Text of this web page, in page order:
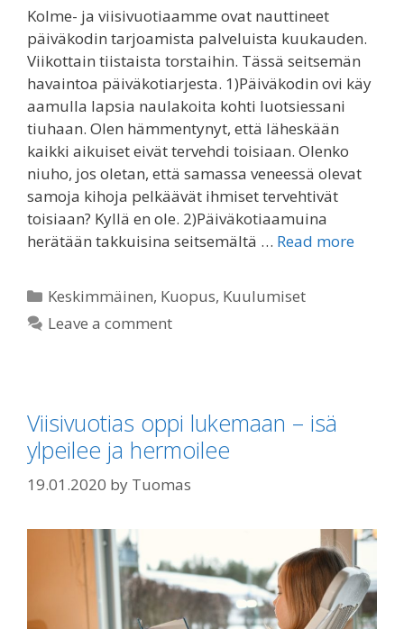
Kolme- ja viisivuotiaamme ovat nauttineet
päiväkodin tarjoamista palveluista kuukauden.
Viikottain tiistaista torstaihin. Tässä seitsemän
havaintoa päiväkotiarjesta. 1)Päiväkodin ovi käy
aamulla lapsia naulakoita kohti luotsiessani
tiuhaan. Olen hämmentynyt, että läheskään
kaikki aikuiset eivät tervehdi toisiaan. Olenko
niuho, jos oletan, että samassa veneessä olevat
samoja kihoja pelkäävät ihmiset tervehtivät
toisiaan? Kyllä en ole. 2)Päiväkotiaamuina
herätään takkuisina seitsemältä … Read more
Categories
Keskimmäinen, Kuopus, Kuulumiset
Leave a comment
Viisivuotias oppi lukemaan – isä
ylpeilee ja hermoilee
19.01.2020 by Tuomas